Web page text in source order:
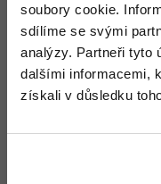
soubory cookie.
sdílíme se svými
analýzy. Partneři tyto
dalšími informacemi,
získali v důsledku
<!--
<!--
<script
<script
<script
</body>
</html>